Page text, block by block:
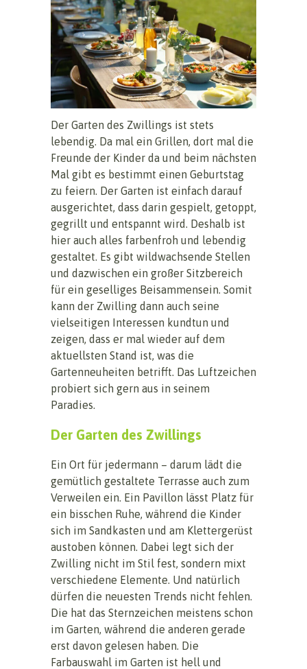
Der Garten des Zwillings ist stets
lebendig. Da mal ein Grillen, dort mal die
Freunde der Kinder da und beim nächsten
Mal gibt es bestimmt einen Geburtstag
zu feiern. Der Garten ist einfach darauf
ausgerichtet, dass darin gespielt, getoppt,
gegrillt und entspannt wird. Deshalb ist
hier auch alles farbenfroh und lebendig
gestaltet. Es gibt wildwachsende Stellen
und dazwischen ein großer Sitzbereich
für ein geselliges Beisammensein. Somit
kann der Zwilling dann auch seine
vielseitigen Interessen kundtun und
zeigen, dass er mal wieder auf dem
aktuellsten Stand ist, was die
Gartenneuheiten betrifft. Das Luftzeichen
probiert sich gern aus in seinem
Paradies.
Der Garten des Zwillings
Ein Ort für jedermann – darum lädt die
gemütlich gestaltete Terrasse auch zum
Verweilen ein. Ein Pavillon lässt Platz für
ein bisschen Ruhe, während die Kinder
sich im Sandkasten und am Klettergerüst
austoben können. Dabei legt sich der
Zwilling nicht im Stil fest, sondern mixt
verschiedene Elemente. Und natürlich
dürfen die neuesten Trends nicht fehlen.
Die hat das Sternzeichen meistens schon
im Garten, während die anderen gerade
erst davon gelesen haben. Die
Farbauswahl im Garten ist hell und